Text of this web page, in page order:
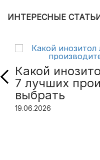
ИНТЕРЕСНЫЕ
Какой
7 лучших
выбрать
19.06.2026